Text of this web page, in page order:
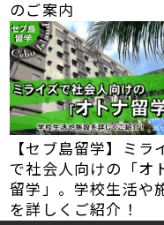
のご案内
【セブ島留学】ミラ
で社会人向けの「オ
留学」。学校生活や
を詳しくご紹介！